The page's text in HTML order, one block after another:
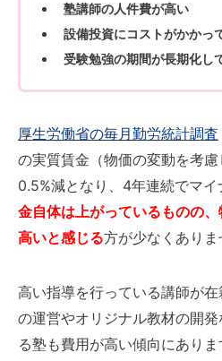
塾講師の人件費が高い
設備投資にコストがかかっ
受験勉強の期間が長期化し
厚生労働省の毎月勤労統計調査
の実質賃金（物価の変動を考
0.5%減となり、4年連続でマイ
金自体は上がっているものの
高いと感じる方が少なくありま
高い指導を行っている講師が
の運営やオリジナル教材の開
る塾も費用が高い傾向にありま